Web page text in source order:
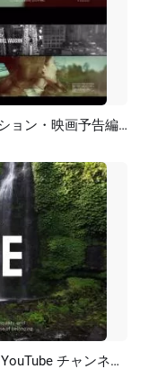
成 サスペンス・ホラー・ダーク・エモーション・映画予告編・オープニング・クレジット・スライドショー
成 自然を守る滝の映画予告編オープナー YouTube チャンネル イントロ アウトロ